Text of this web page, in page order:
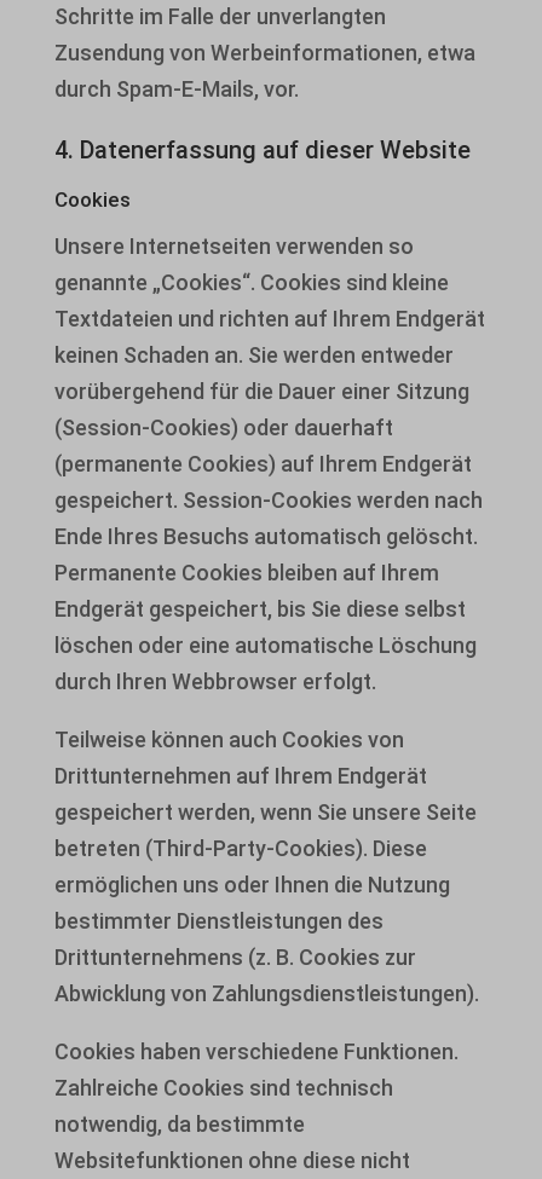
Schritte im Falle der unverlangten
Zusendung von Werbeinformationen, etwa
durch Spam-E-Mails, vor.
4. Datenerfassung auf dieser Website
Cookies
Unsere Internetseiten verwenden so
genannte „Cookies“. Cookies sind kleine
Textdateien und richten auf Ihrem Endgerät
keinen Schaden an. Sie werden entweder
vorübergehend für die Dauer einer Sitzung
(Session-Cookies) oder dauerhaft
(permanente Cookies) auf Ihrem Endgerät
gespeichert. Session-Cookies werden nach
Ende Ihres Besuchs automatisch gelöscht.
Permanente Cookies bleiben auf Ihrem
Endgerät gespeichert, bis Sie diese selbst
löschen oder eine automatische Löschung
durch Ihren Webbrowser erfolgt.
Teilweise können auch Cookies von
Drittunternehmen auf Ihrem Endgerät
gespeichert werden, wenn Sie unsere Seite
betreten (Third-Party-Cookies). Diese
ermöglichen uns oder Ihnen die Nutzung
bestimmter Dienstleistungen des
Drittunternehmens (z. B. Cookies zur
Abwicklung von Zahlungsdienstleistungen).
Cookies haben verschiedene Funktionen.
Zahlreiche Cookies sind technisch
notwendig, da bestimmte
Websitefunktionen ohne diese nicht